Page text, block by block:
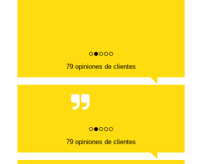
79 opiniones de clientes
79 opiniones de clientes